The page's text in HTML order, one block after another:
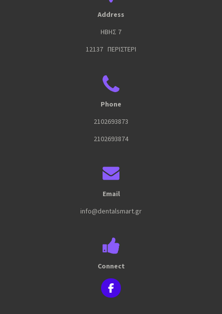
Address
ΗΒΗΣ 7
12137 ΠΕΡΙΣΤΕΡΙ
Phone
2102693873
2102693874
Email
info@dentalsmart.gr
Connect
F
a